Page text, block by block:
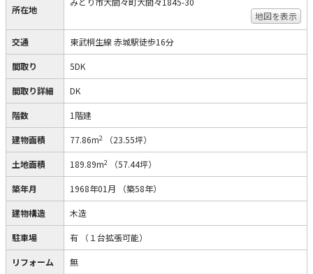
所在地
地図を表示
交通 東武桐生線 赤城駅徒歩16分
間取り 5DK
間取り詳細 DK
階数 1階建
建物面積 77.86m2 （23.55坪）
土地面積 189.89m2 （57.44坪）
築年月 1968年01月 （築58年）
建物構造 木造
駐車場 有 （１台拡張可能）
リフォーム 無